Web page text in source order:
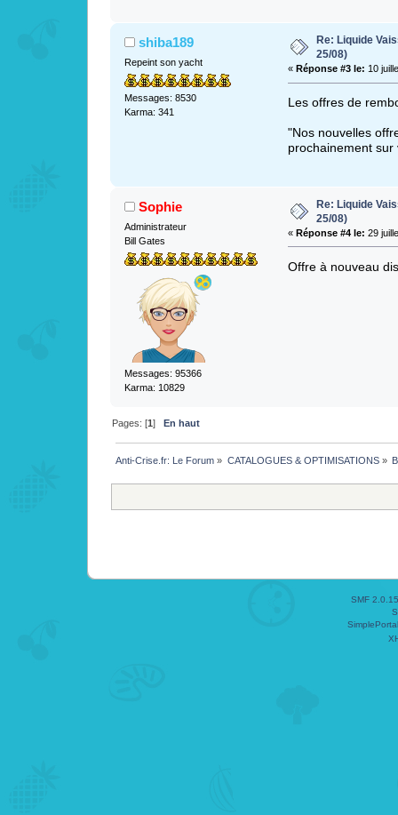
shiba189
Repeint son yacht
Messages: 8530
Karma: 341
Re: Liquide
25/08)
« Réponse #3 le: 10
Les offres de
"Nos nouvelles
prochainement sur
Sophie
Administrateur
Bill Gates
Messages: 95366
Karma: 10829
Re: Liquide
25/08)
« Réponse #4 le: 29
Offre à nouveau
Pages: [1] En haut
Anti-Crise.fr: Le Forum » CATALOGUES & OPTIMISATIONS»
SMF 2.0.15